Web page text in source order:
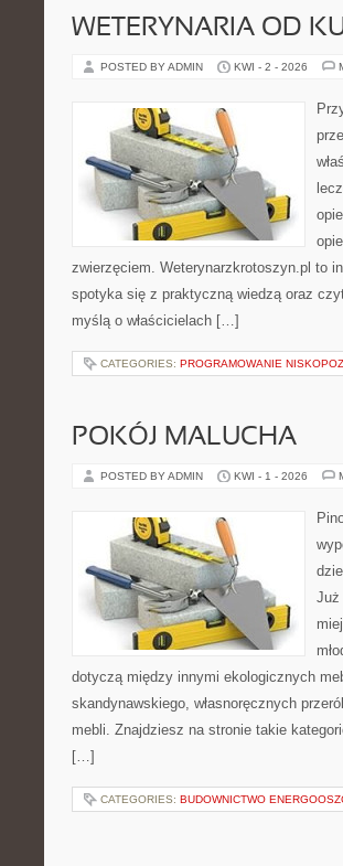
WETERYNARIA OD
POSTED BY ADMIN KWI - 2 - 2026
zwierzęciem. Weterynarzkrotoszyn.pl to
spotyka się z praktyczną wiedzą oraz
myślą o właścicielach […]
CATEGORIES: PROGRAMOWANIE
POKÓJ MALUCHA
POSTED BY ADMIN KWI - 1 - 2026
Już
dotyczą między innymi ekologicznych
skandynawskiego, własnoręcznych
mebli. Znajdziesz na stronie takie
[…]
CATEGORIES: BUDOWNICTWO